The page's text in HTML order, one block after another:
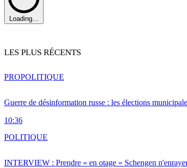
Loading...
LES PLUS RÉCENTS
Guerre de désinformation russe : les élections
10:36
PROPOLITIQUE
INTERVIEW : Prendre « en otage » Schengen
POLITIQUE